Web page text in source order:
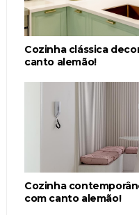
Cozinha clássica
canto alemão!
Cozinha
com canto alemão!